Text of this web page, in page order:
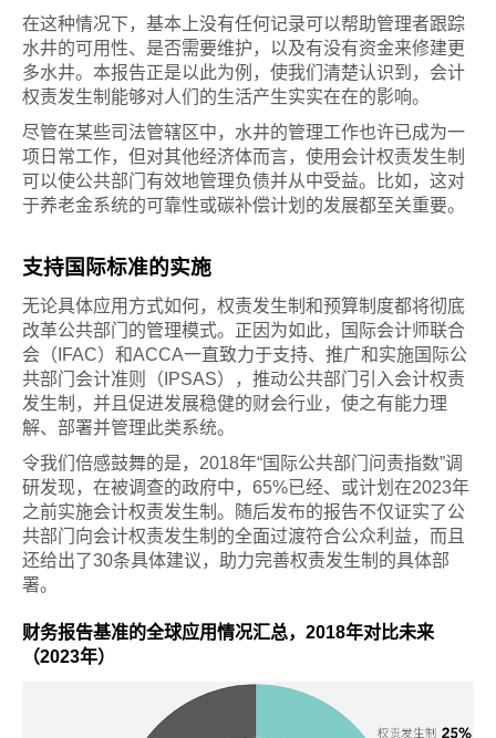
在这种情况下，基本上没有任何记录可以帮助管理者跟踪
水井的可用性、是否需要维护，以及有没有资金来修建更
多水井。本报告正是以此为例，使我们清楚认识到，会计
权责发生制能够对人们的生活产生实实在在的影响。
尽管在某些司法管辖区中，水井的管理工作也许已成为一
项日常工作，但对其他经济体而言，使用会计权责发生制
可以使公共部门有效地管理负债并从中受益。比如，这对
于养老金系统的可靠性或碳补偿计划的发展都至关重要。
支持国际标准的实施
无论具体应用方式如何，权责发生制和预算制度都将彻底
改革公共部门的管理模式。正因为如此，国际会计师联合
会（IFAC）和ACCA一直致力于支持、推广和实施国际公
共部门会计准则（IPSAS），推动公共部门引入会计权责
发生制，并且促进发展稳健的财会行业，使之有能力理
解、部署并管理此类系统。
令我们倍感鼓舞的是，2018年“国际公共部门问责指数”调
研发现，在被调查的政府中，65%已经、或计划在2023年
之前实施会计权责发生制。随后发布的报告不仅证实了公
共部门向会计权责发生制的全面过渡符合公众利益，而且
还给出了30条具体建议，助力完善权责发生制的具体部
署。
财务报告基准的全球应用情况汇总，2018年对比未来
（2023年）